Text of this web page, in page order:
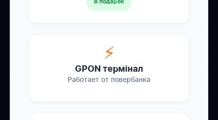
В подарок
⚡
GPON термінал
Работает от повербанка